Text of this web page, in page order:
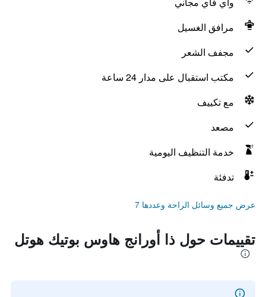
مرافق الغسيل
مجفف الشعر
مكتب استقبال على مدار 24 ساعة
مع تكييف
مصعد
خدمة التنظيف اليومية
تدفئة
عرض جميع وسائل الراحة وعددها 7
تقييمات حول ذا أورانج هاوس بوتيك هوتل